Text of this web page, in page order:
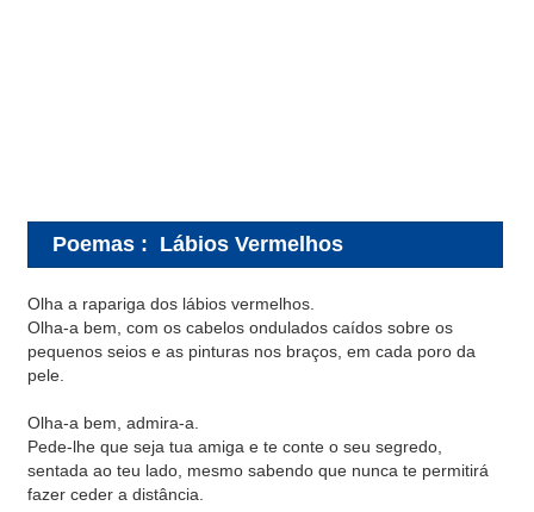
Poemas : Lábios Vermelhos
Olha a rapariga dos lábios vermelhos.
Olha-a bem, com os cabelos ondulados caídos sobre os
pequenos seios e as pinturas nos braços, em cada poro da
pele.
Olha-a bem, admira-a.
Pede-lhe que seja tua amiga e te conte o seu segredo,
sentada ao teu lado, mesmo sabendo que nunca te permitirá
fazer ceder a distância.